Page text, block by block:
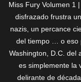
Miss Fury Volumen 1
disfrazado frustra
nazis, un percance
del tiempo … o eso
Washington, D.C. del
es simplemente la
delirante de